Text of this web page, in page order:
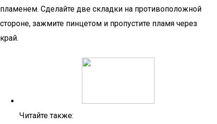
пламенем. Сделайте две складки на противоположной
стороне, зажмите пинцетом и пропустите пламя через
край.
Читайте также: